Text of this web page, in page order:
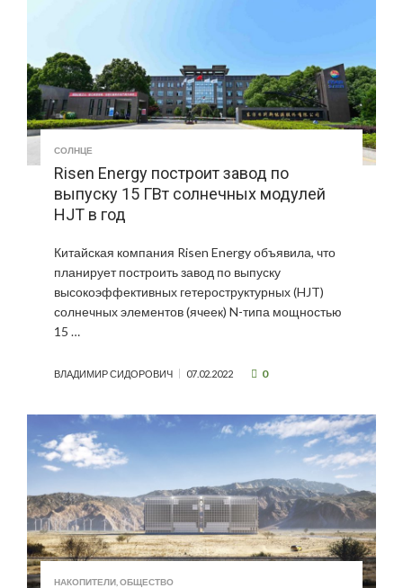
СОЛНЦЕ
Risen Energy построит завод по
выпуску 15 ГВт солнечных модулей
HJT в год
Китайская компания Risen Energy объявила, что
планирует построить завод по выпуску
высокоэффективных гетероструктурных (HJT)
солнечных элементов (ячеек) N-типа мощностью
15 …
ВЛАДИМИР СИДОРОВИЧ 07.02.2022 0
НАКОПИТЕЛИ ОБЩЕСТВО